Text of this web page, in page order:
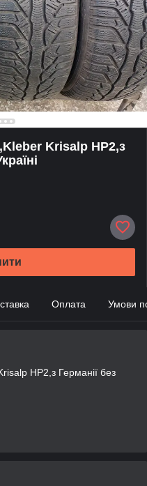
Krisalp HP2,з
Оплата Умови
HP2,з Германії без